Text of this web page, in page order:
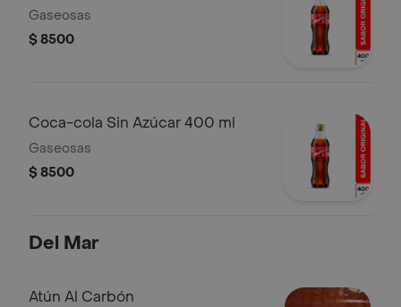
Gaseosas
$ 8500
Coca-cola Sin Azúcar 400 ml
Gaseosas
$ 8500
Del Mar
Atún Al Carbón